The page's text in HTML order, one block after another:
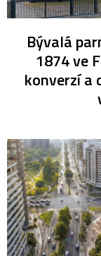
Bývalá
1874 ve
konverzí a